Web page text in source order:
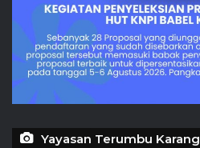
Yayasan Terumbu Karang